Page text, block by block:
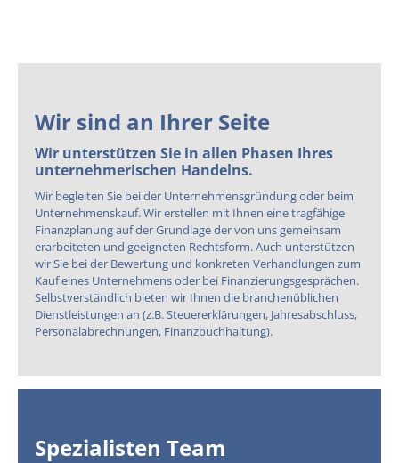
Wir sind an Ihrer Seite
Wir unterstützen Sie in allen Phasen Ihres
unternehmerischen Handelns.
Wir begleiten Sie bei der Unternehmensgründung oder beim
Unternehmenskauf. Wir erstellen mit Ihnen eine tragfähige
Finanzplanung auf der Grundlage der von uns gemeinsam
erarbeiteten und geeigneten Rechtsform. Auch unterstützen
wir Sie bei der Bewertung und konkreten Verhandlungen zum
Kauf eines Unternehmens oder bei Finanzierungsgesprächen.
Selbstverständlich bieten wir Ihnen die branchenüblichen
Dienstleistungen an (z.B. Steuererklärungen, Jahresabschluss,
Personalabrechnungen, Finanzbuchhaltung).
Spezialisten Team